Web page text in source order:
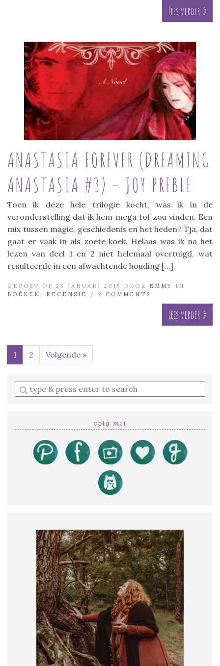
Lees verder »
ANASTASIA FOREVER (DREAMING
ANASTASIA #3) – JOY PREBLE
Toen ik deze hele trilogie kocht, was ik in de
veronderstelling dat ik hem mega tof zou vinden. Een
mix tussen magie, geschiedenis en het heden? Tja, dat
gaat er vaak in als zoete koek. Helaas was ik na het
lezen van deel 1 en 2 niet helemaal overtuigd, wat
resulteerde in een afwachtende houding […]
GEPOST OP 23 JANUARI 2015 DOOR EMMY
IN
BOEKEN
RECENSIE / 2 COMMENTS
Lees verder »
1 2 Volgende »
Enter
a
volg mij